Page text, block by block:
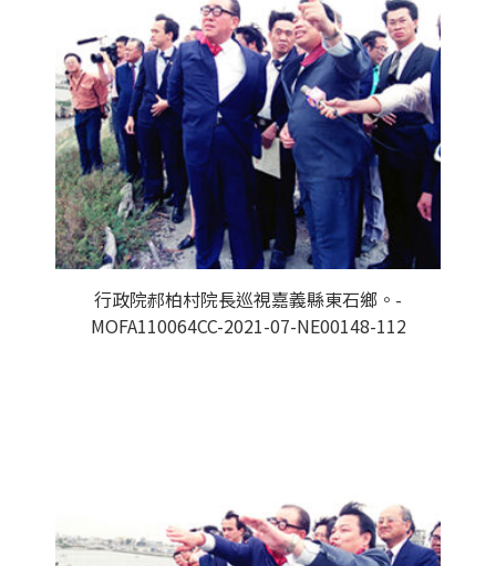
行政院郝柏村院長巡視嘉義縣東石鄉。-
MOFA110064CC-2021-07-NE00148-112